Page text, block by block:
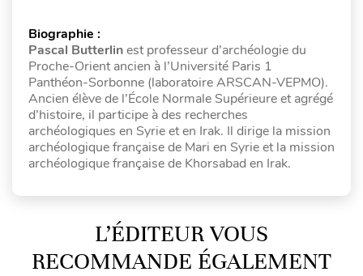
Biographie :
Pascal Butterlinest professeur d’archéologie du
Proche-Orient ancien à l’Université Paris 1
Panthéon-Sorbonne (laboratoire ARSCAN-VEPMO).
Ancien élève de l’École Normale Supérieure et agrégé
d’histoire, il participe à des recherches
archéologiques en Syrie et en Irak. Il dirige la mission
archéologique française de Mari en Syrie et la mission
archéologique française de Khorsabad en Irak.
L’ÉDITEUR VOUS
RECOMMANDE ÉGALEMENT